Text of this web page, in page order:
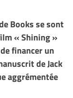
Books se sont
« Shining »
financer un
de Jack
aggrémentée